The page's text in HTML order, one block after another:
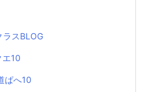
スBLOG
エ10
ぱへ10